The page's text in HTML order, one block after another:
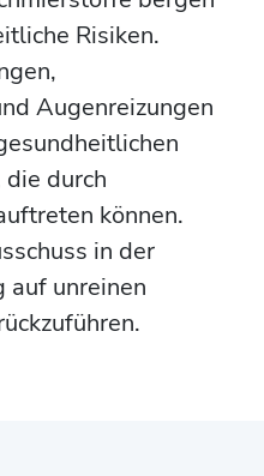
Risiken.
Augenreizungen
durch
können.
in der
auf unreinen